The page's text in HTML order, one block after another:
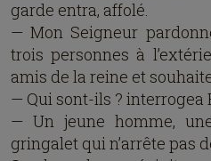
garde entra, affolé.
— Mon Seigneur
trois personnes à
amis de la reine et
— Qui sont-ils ? interrogea
— Un jeune homme,
gringalet qui n’arrête pas